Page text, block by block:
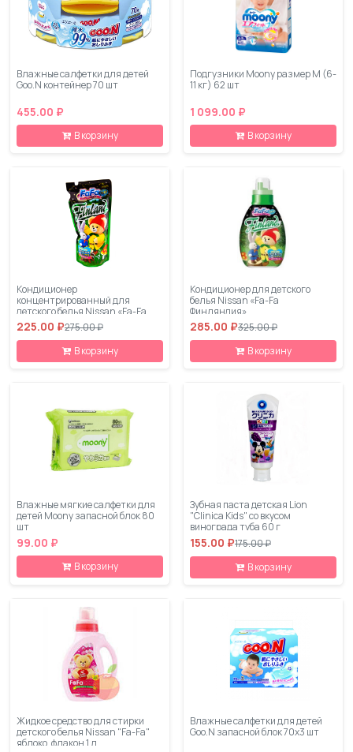
Влажные салфетки для детей
Goo.N контейнер 70 шт
455.00 ₽
В корзину
Подгузники Moony размер M (6-
11 кг) 62 шт
1 099.00 ₽
В корзину
Кондиционер
концентрированный для
детского белья Nissan «Fa-Fa
Финляндия» запасной блок 540
мл
225.00 ₽275.00 ₽
В корзину
Кондиционер для детского
белья Nissan «Fa-Fa
Финляндия»
концентрированный флакон
600 мл
285.00 ₽325.00 ₽
В корзину
Влажные мягкие салфетки для
детей Moony запасной блок 80
шт
99.00 ₽
В корзину
Зубная паста детская Lion
"Clinica Kids" со вкусом
винограда туба 60 г
155.00 ₽175.00 ₽
В корзину
Жидкое средство для стирки
детского белья Nissan "Fa-Fa"
яблоко, флакон 1 л
Влажные салфетки для детей
Goo.N запасной блок 70х3 шт